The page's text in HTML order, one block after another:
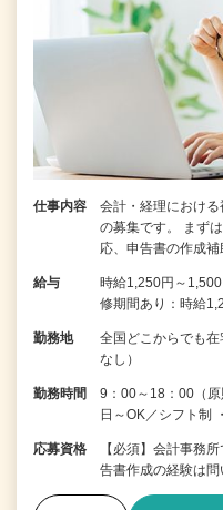
仕事内容
会計・経理におけ
の募集です。 まず
応、申告書の作成
給与
時給1,250円～
修期間あり：時給
勤務地
全国どこからでも
なし）
勤務時間
9：00～18：00（
日～OK／シフト制
応募資格
【必須】会計事務
告書作成の経験は問